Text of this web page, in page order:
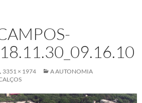
3351 × 1974
A AUTONOMIA